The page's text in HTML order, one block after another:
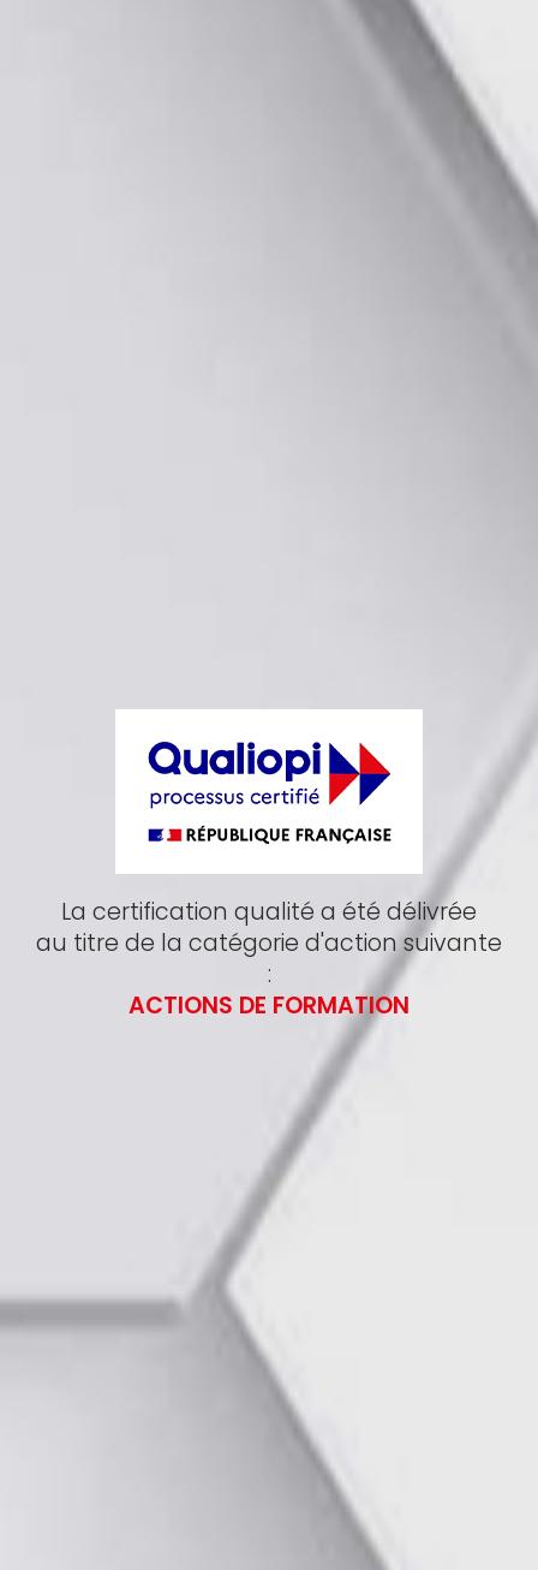
La certification qualité a été délivrée
au titre de la catégorie d'action suivante
:
ACTIONS DE FORMATION